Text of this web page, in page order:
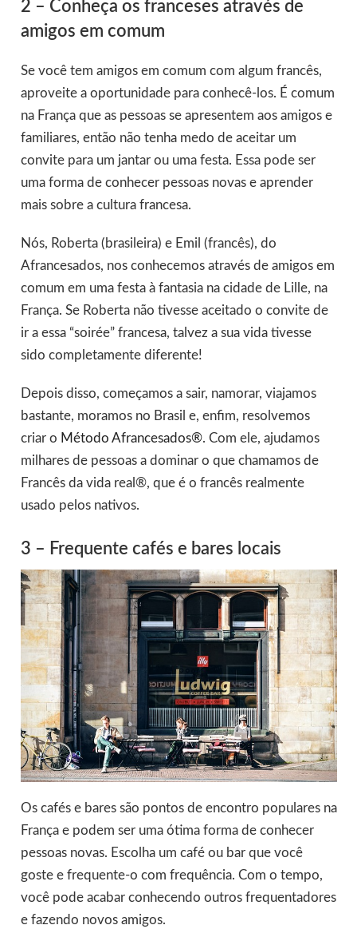
2 – Conheça os franceses através de
amigos em comum
Se você tem amigos em comum com algum francês,
aproveite a oportunidade para conhecê-los. É comum
na França que as pessoas se apresentem aos amigos e
familiares, então não tenha medo de aceitar um
convite para um jantar ou uma festa. Essa pode ser
uma forma de conhecer pessoas novas e aprender
mais sobre a cultura francesa.
Nós, Roberta (brasileira) e Emil (francês), do
Afrancesados, nos conhecemos através de amigos em
comum em uma festa à fantasia na cidade de Lille, na
França. Se Roberta não tivesse aceitado o convite de
ir a essa “soirée” francesa, talvez a sua vida tivesse
sido completamente diferente!
Depois disso, começamos a sair, namorar, viajamos
bastante, moramos no Brasil e, enfim, resolvemos
criar o Método Afrancesados®. Com ele, ajudamos
milhares de pessoas a dominar o que chamamos de
Francês da vida real®, que é o francês realmente
usado pelos nativos.
3 – Frequente cafés e bares locais
Os cafés e bares são pontos de encontro populares na
França e podem ser uma ótima forma de conhecer
pessoas novas. Escolha um café ou bar que você
goste e frequente-o com frequência. Com o tempo,
você pode acabar conhecendo outros frequentadores
e fazendo novos amigos.